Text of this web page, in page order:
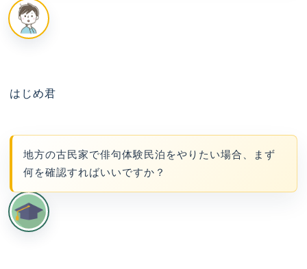
はじめ君
地方の古民家で俳句体験民泊をやりたい場合、まず
何を確認すればいいですか？